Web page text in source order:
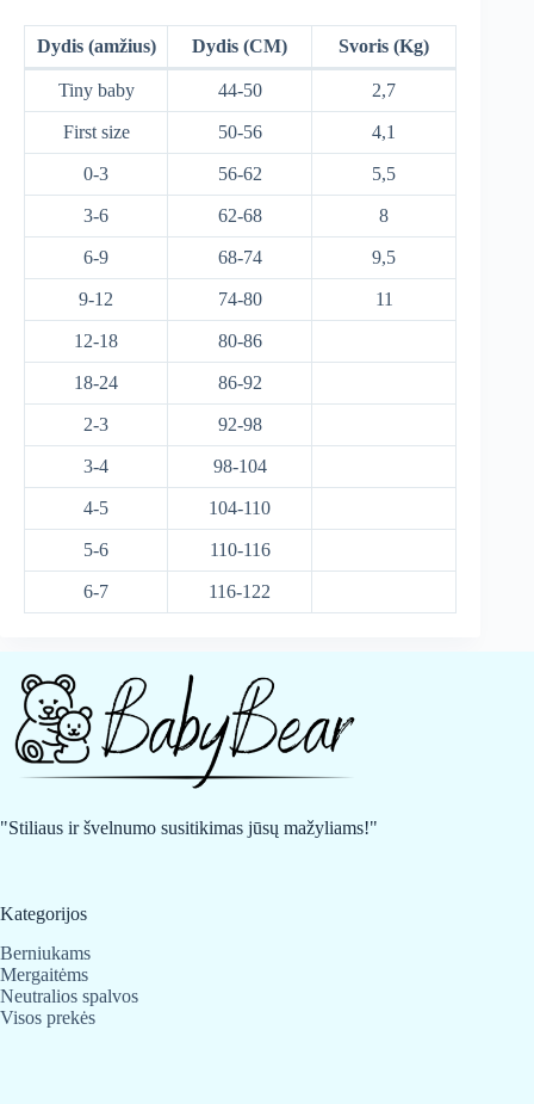
Dydis (amžius) Dydis (CM) Svoris (Kg)
Tiny baby 44-50 2,7
First size 50-56 4,1
0-3 56-62 5,5
3-6 62-68 8
6-9 68-74 9,5
9-12 74-80 11
12-18 80-86
18-24 86-92
2-3 92-98
3-4 98-104
4-5 104-110
5-6 110-116
6-7 116-122
"Stiliaus ir švelnumo susitikimas jūsų mažyliams!"
Kategorijos
Berniukams
Mergaitėms
Neutralios spalvos
Visos prekės